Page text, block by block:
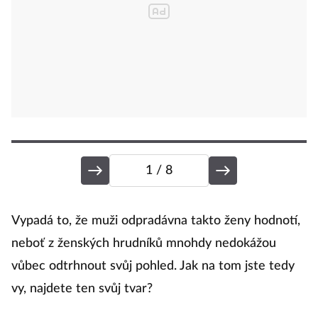
1 / 8
Vypadá to, že muži odpradávna takto ženy hodnotí,
neboť z ženských hrudníků mnohdy nedokážou
vůbec odtrhnout svůj pohled. Jak na tom jste tedy
vy, najdete ten svůj tvar?